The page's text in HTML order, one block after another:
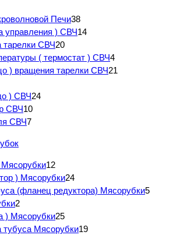
Печи38
управления ) СВЧ14
тарелки СВЧ20
( термостат ) СВЧ4
) вращения тарелки СВЧ21
) СВЧ24
СВЧ10
СВЧ7
Мясорубки12
) Мясорубки24
(фланец редуктора) Мясорубки5
2
) Мясорубки25
тубуса Мясорубки19